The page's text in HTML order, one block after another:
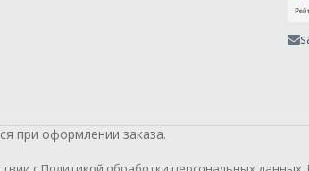
при оформлении заказа.